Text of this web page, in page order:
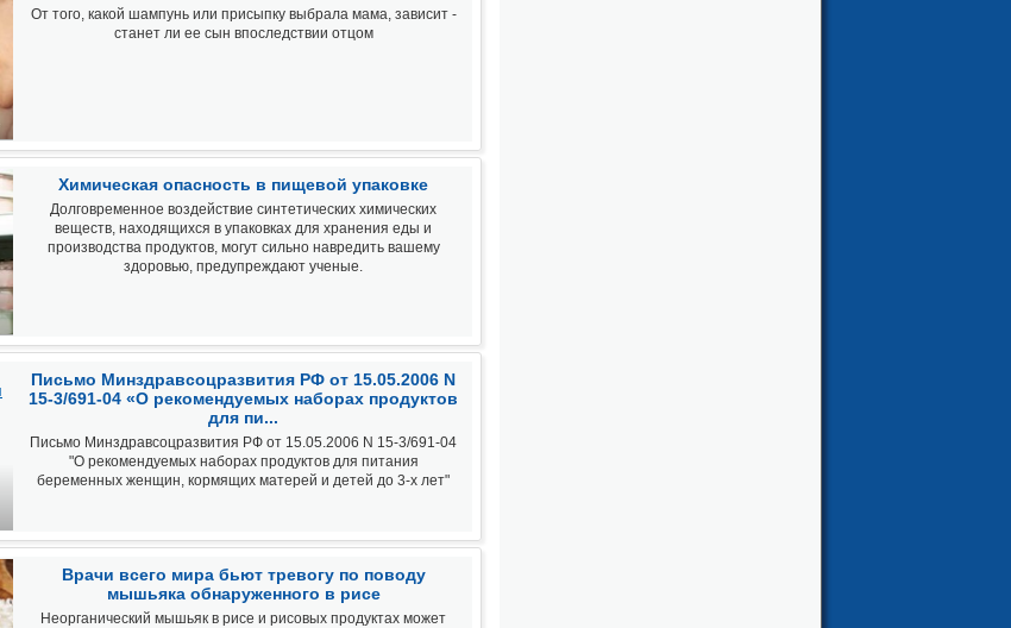
От того, какой шампунь или присыпку выбрала мама, зависит -
станет ли ее сын впоследствии отцом
Химическая опасность в пищевой упаковке
Долговременное воздействие синтетических химических
веществ, находящихся в упаковках для хранения еды и
производства продуктов, могут сильно навредить вашему
здоровью, предупреждают ученые.
Письмо Минздравсоцразвития РФ от 15.05.2006 N
15-3/691-04 «О рекомендуемых наборах продуктов
для пи...
Письмо Минздравсоцразвития РФ от 15.05.2006 N 15-3/691-04
"О рекомендуемых наборах продуктов для питания
беременных женщин, кормящих матерей и детей до 3-х лет"
Врачи всего мира бьют тревогу по поводу
мышьяка обнаруженного в рисе
Неорганический мышьяк в рисе и рисовых продуктах может